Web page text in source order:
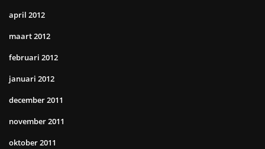
april 2012
maart 2012
februari 2012
januari 2012
december 2011
november 2011
oktober 2011